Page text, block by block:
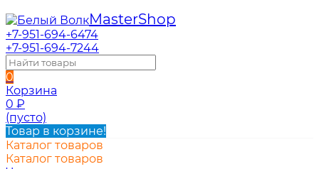
MasterShop
+7-951-694-6474
+7-951-694-7244
0
Корзина
0 ₽
(пусто)
Товар в корзине!
Каталог товаров
Каталог товаров